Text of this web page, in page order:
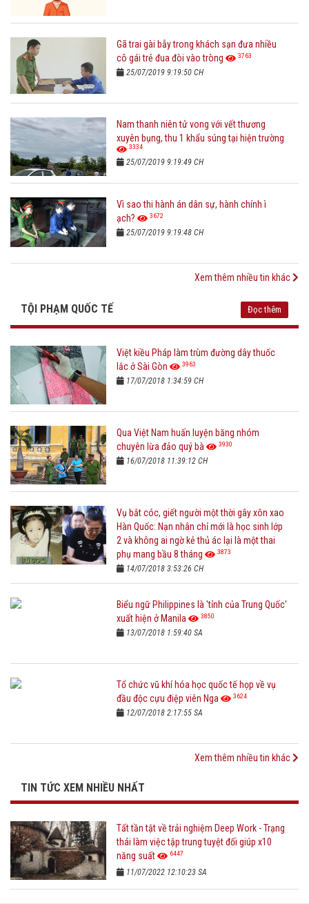
Gã trai gài bẫy trong khách sạn đưa nhiều
cô gái trẻ đua đòi vào tròng
3763
25/07/2019 9:19:50 CH
Nam thanh niên tử vong với vết thương
xuyên bụng, thu 1 khẩu súng tại hiện trường
3334
25/07/2019 9:19:49 CH
Vì sao thi hành án dân sự, hành chính ì
ạch?
3672
25/07/2019 9:19:48 CH
Xem thêm nhiều tin khác
TỘI PHẠM QUỐC TẾ Đọc thêm
Việt kiều Pháp làm trùm đường dây thuốc
lắc ở Sài Gòn
3963
17/07/2018 1:34:59 CH
Qua Việt Nam huấn luyện băng nhóm
chuyên lừa đảo quý bà
3930
16/07/2018 11:39:12 CH
Vụ bắt cóc, giết người một thời gây xôn xao
Hàn Quốc: Nạn nhân chỉ mới là học sinh lớp
2 và không ai ngờ kẻ thủ ác lại là một thai
phụ mang bầu 8 tháng
3873
14/07/2018 3:53:26 CH
Biểu ngữ Philippines là 'tỉnh của Trung Quốc'
xuất hiện ở Manila
3850
13/07/2018 1:59:40 SA
Tổ chức vũ khí hóa học quốc tế họp về vụ
đầu độc cựu điệp viên Nga
3624
12/07/2018 2:17:55 SA
Xem thêm nhiều tin khác
TIN TỨC XEM NHIỀU NHẤT
Tất tần tật về trải nghiệm Deep Work - Trạng
thái làm việc tập trung tuyệt đối giúp x10
năng suất
6447
11/07/2022 12:10:23 SA